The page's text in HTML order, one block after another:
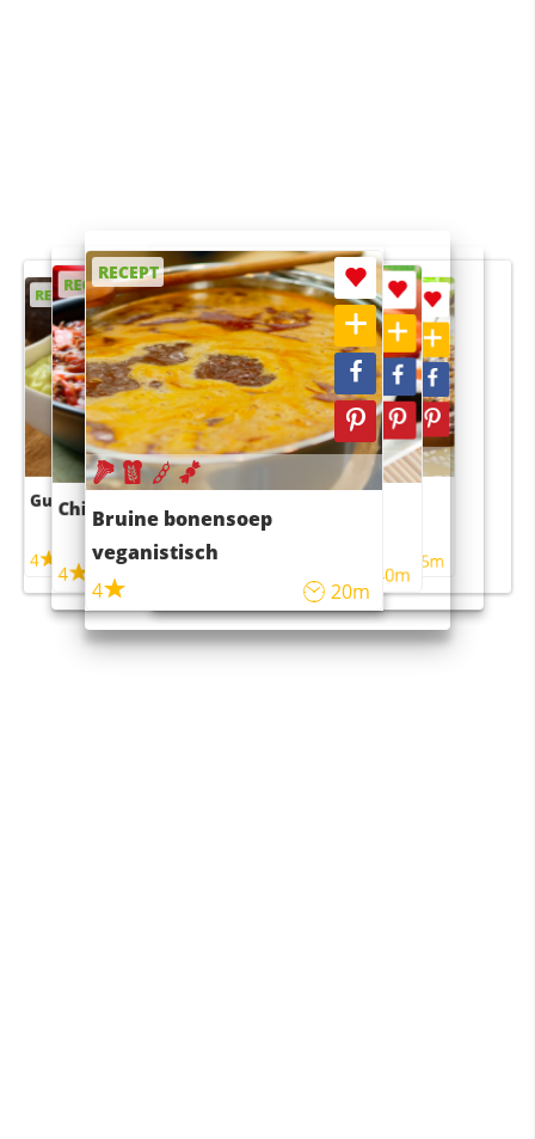
RECEPT
Guacamole
4
RECEPT
Chili con carne
4
RECEPT
Bruine bonensoep
veganistisch
4
20m
RECEPT
Sushi rijstsalade
maaltijdsalade
40m
RECEPT
4 55m